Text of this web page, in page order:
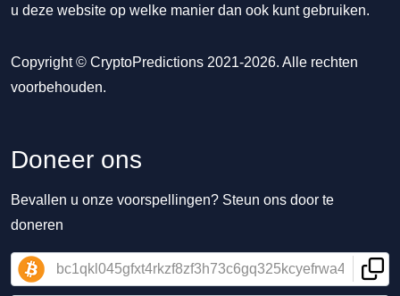
u deze website op welke manier dan ook kunt gebruiken.
Copyright © CryptoPredictions 2021-2026. Alle rechten
voorbehouden.
Doneer ons
Bevallen u onze voorspellingen? Steun ons door te
doneren